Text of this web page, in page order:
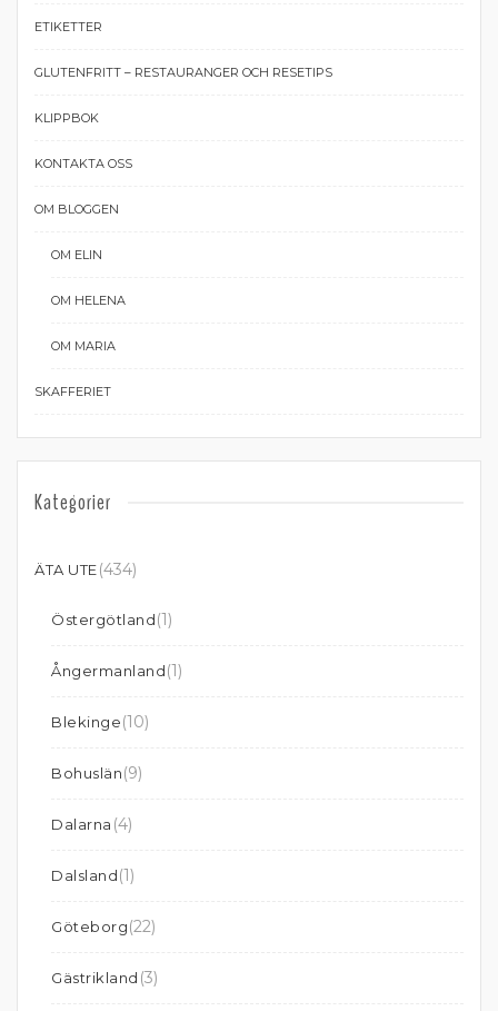
ETIKETTER
GLUTENFRITT – RESTAURANGER OCH RESETIPS
KLIPPBOK
KONTAKTA OSS
OM BLOGGEN
OM ELIN
OM HELENA
OM MARIA
SKAFFERIET
Kategorier
ÄTA UTE(434)
Östergötland(1)
Ångermanland(1)
Blekinge(10)
Bohuslän(9)
Dalarna (4)
Dalsland(1)
Göteborg(22)
Gästrikland (3)